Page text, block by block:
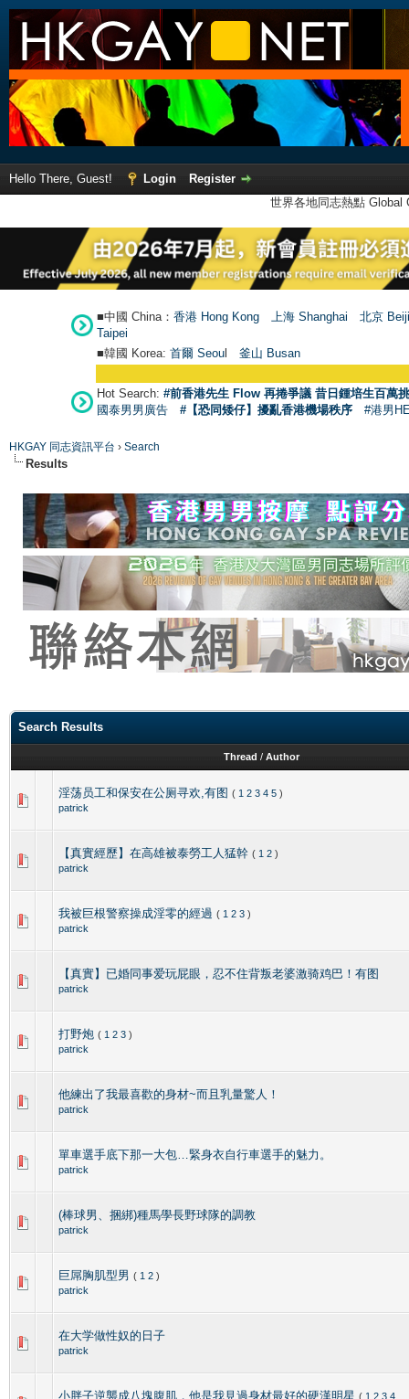
Hello There, Guest! Login
Register
世界各地同志熱點
■中國 China： 香港 Hong Kong 上海 Shanghai
北京
Taipei
■韓國 Korea: 首爾 Seoul 釜山 Busan
Hot Search: #前香港先生 Flow 再捲爭議 昔日鍾培生百萬
國泰男男廣告
#【恐同矮仔】擾亂香港機場秩序 #港男
HKGAY 同志資訊平台 › Search
Results
Search Results
Thread / Author
淫荡员工和保安在公厕寻欢,有图 ( 1 2 3 4 5 )
patrick
【真實經歷】在高雄被泰勞工人猛幹 ( 1 2 )
patrick
我被巨根警察操成淫零的經過 ( 1 2 3 )
patrick
【真實】已婚同事爱玩屁眼，忍不住背叛老婆激骑鸡巴！有图
patrick
打野炮 ( 1 2 3 )
patrick
他練出了我最喜歡的身材~而且乳量驚人！
patrick
單車選手底下那一大包…緊身衣自行車選手的魅力。
patrick
(棒球男、捆綁)種馬學長野球隊的調教
patrick
巨屌胸肌型男 ( 1 2 )
patrick
在大学做性奴的日子
patrick
小胖子逆襲成八塊腹肌，他是我見過身材最好的硬漢明星 ( 1 2 3 4